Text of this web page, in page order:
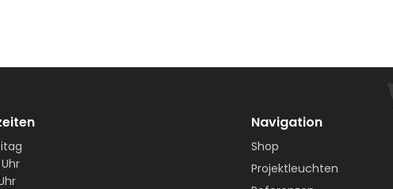
Navigation
Shop
Projektleuchten